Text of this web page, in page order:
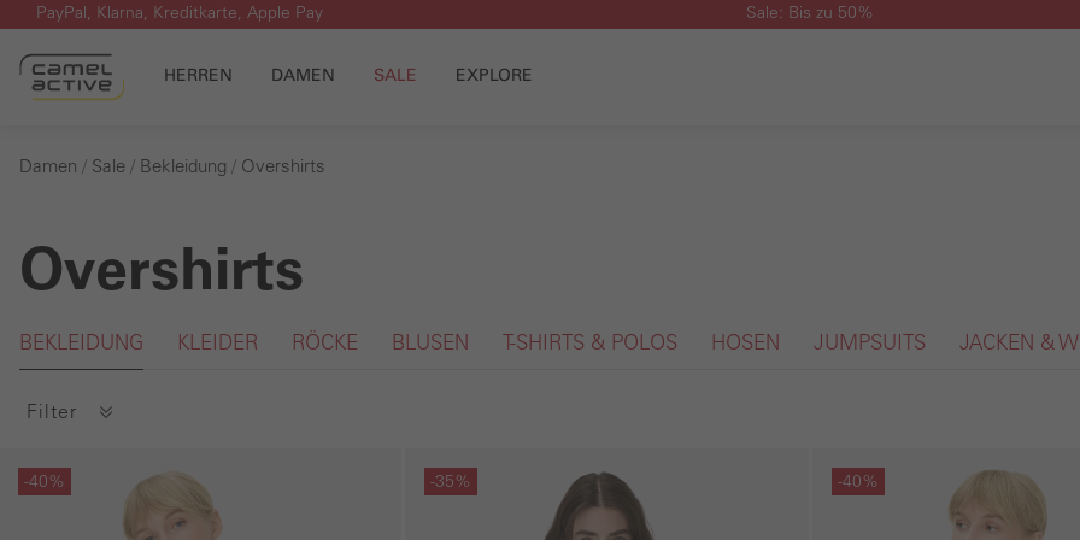
Hauptinhalt springen
Zur Suche springen
Zur Hauptnavigation springen
PayPal, Klarna, Kreditkarte, Apple Pay Sale: Bis zu 50%
HERREN DAMEN SALE EXPLORE
Damen Sale Bekleidung Overshirts
Overshirts
Galerie überspringen
BEKLEIDUNG KLEIDER RÖCKE BLUSEN T-SHIRTS & POLOS HOSEN JUMPSUITS JACKEN &
Filter
-40% -35% -40%